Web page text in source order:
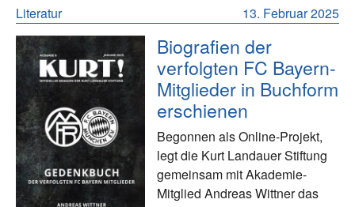
13. Februar 2025
Literatur
Biografien der
verfolgten FC Bayern-
Mitglieder in Buchform
erschienen
Begonnen als Online-Projekt,
legt die Kurt Landauer Stiftung
gemeinsam mit Akademie-
Mitglied Andreas Wittner das